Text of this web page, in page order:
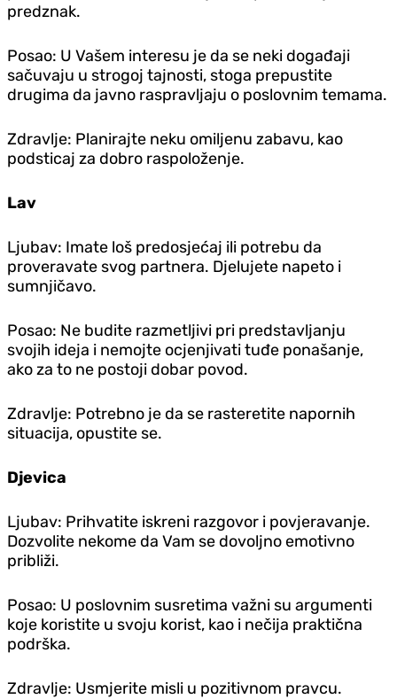
predznak.
Posao: U Vašem interesu je da se neki događaji
sačuvaju u strogoj tajnosti, stoga prepustite
drugima da javno raspravljaju o poslovnim temama.
Zdravlje: Planirajte neku omiljenu zabavu, kao
podsticaj za dobro raspoloženje.
Lav
Ljubav: Imate loš predosjećaj ili potrebu da
proveravate svog partnera. Djelujete napeto i
sumnjičavo.
Posao: Ne budite razmetljivi pri predstavljanju
svojih ideja i nemojte ocjenjivati tuđe ponašanje,
ako za to ne postoji dobar povod.
Zdravlje: Potrebno je da se rasteretite napornih
situacija, opustite se.
D‌jevica
Ljubav: Prihvatite iskreni razgovor i povjeravanje.
Dozvolite nekome da Vam se dovoljno emotivno
približi.
Posao: U poslovnim susretima važni su argumenti
koje koristite u svoju korist, kao i nečija praktična
podrška.
Zdravlje: Usmjerite misli u pozitivnom pravcu.